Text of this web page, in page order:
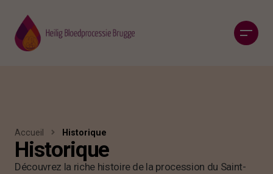
Accueil Historique
Historique
Découvrez la riche histoire de la procession du Saint-